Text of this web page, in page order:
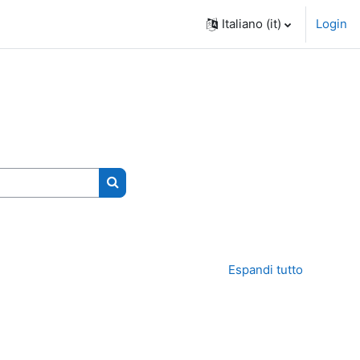
Italiano ‎(it)‎ Login
Cerca corsi
Espandi tutto